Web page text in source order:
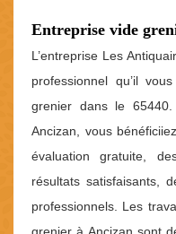
Entreprise vide
L’entreprise Les
professionnel qu’il
grenier dans le 65440.
Ancizan, vous
évaluation gratuite,
résultats satisfaisants,
professionnels. Les